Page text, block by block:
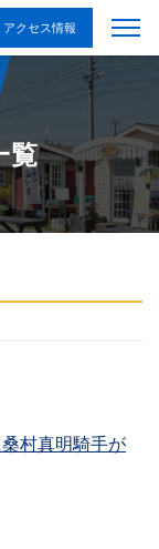
アクセス情報
覧
村真明騎手が